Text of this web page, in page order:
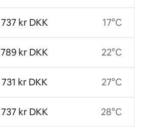
737 kr DKK
789 kr DKK
731 kr DKK
737 kr DKK
17°C
22°C
27°C
28°C